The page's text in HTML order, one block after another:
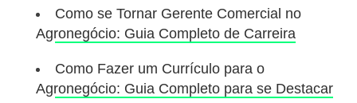
Como se Tornar Gerente Comercial no
Agronegócio: Guia Completo de Carreira
Como Fazer um Currículo para o
Agronegócio: Guia Completo para se Destacar